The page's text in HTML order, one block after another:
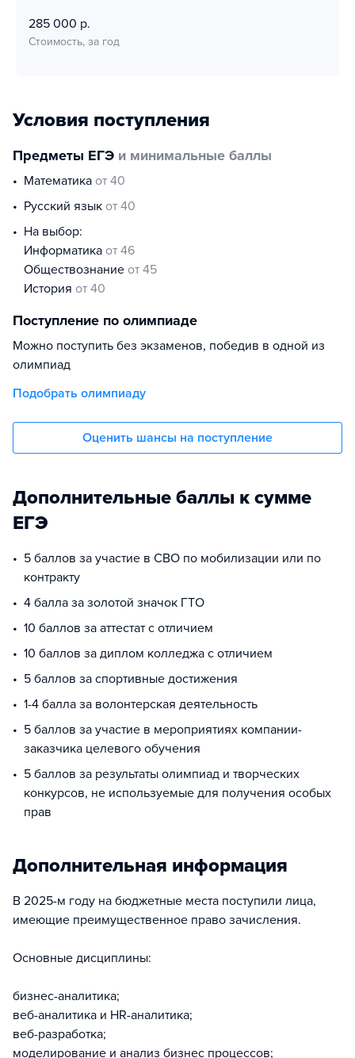
285 000 р.
Стоимость, за год
Условия поступления
Предметы ЕГЭ и минимальные баллы
математика от 40
русский язык от 40
На выбор:
информатика от 46
обществознание от 45
история от 40
Поступление по олимпиаде
Можно поступить без экзаменов, победив в одной из
олимпиад
Подобрать олимпиаду
Оценить шансы на поступление
Дополнительные баллы к сумме
ЕГЭ
5 баллов за участие в СВО по мобилизации или по
контракту
4 балла за золотой значок ГТО
10 баллов за аттестат с отличием
10 баллов за диплом колледжа с отличием
5 баллов за спортивные достижения
1-4 балла за волонтерская деятельность
5 баллов за участие в мероприятиях компании-
заказчика целевого обучения
5 баллов за результаты олимпиад и творческих
конкурсов, не используемые для получения особых
прав
Дополнительная информация
В 2025-м году на бюджетные места поступили лица,
имеющие преимущественное право зачисления.
Основные дисциплины:
бизнес-аналитика;
веб-аналитика и HR-аналитика;
веб-разработка;
моделирование и анализ бизнес процессов;